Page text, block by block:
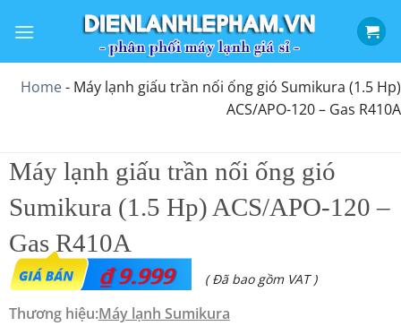
qua
dungHome- Máy lạnh giấu trần nối ống gió Sumikura (1.5 Hp)
ACS/APO-120 – Gas R410A
Máy lạnh giấu trần nối ống gió
Sumikura (1.5 Hp) ACS/APO-120 –
Gas R410A
₫9.999 ( Đã bao gồm VAT )
Thương hiệu:Máy lạnh Sumikura